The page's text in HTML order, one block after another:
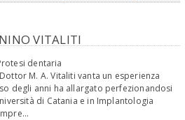
VITALITI
dentaria
M. A. Vitaliti vanta un esperienza
degli anni ha allargato perfezionandosi
di Catania e in Implantologia